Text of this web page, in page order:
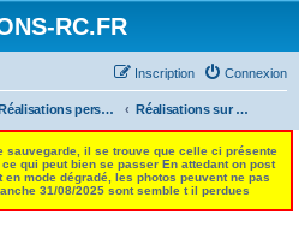
RC.FR
Connexion
Inscription
Réalisations perso - Auto-constructions Camions Réalisations sur base bruder
sauvegarde, il se trouve que celle ci présente
qui peut bien se passer En attedant on post
mode dégradé, les photos peuvent ne pas
31/08/2025 sont semble t il perdues